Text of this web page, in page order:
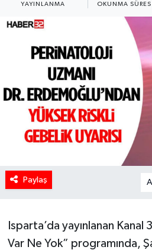
YAYINLANMA OKUNMA SÜRESI
Paylaş A
Isparta’da yayınlanan Kanal
Var Ne Yok” programında,
HABERDE İNSAN
İlginç
KÜLTÜR SANAT
MAGAZİN
Oyun
POLİTİKA
SAĞLIK